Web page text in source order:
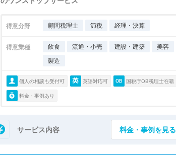
得意分野 顧問税理士 節税 経理・決算
得意業種 飲食 流通・小売 建設・建築
美容
製造
個人の相談も受付可 英語対応可 国税庁OB税理士在籍
料金・事例あり
サービス内容 料金・事例を見る